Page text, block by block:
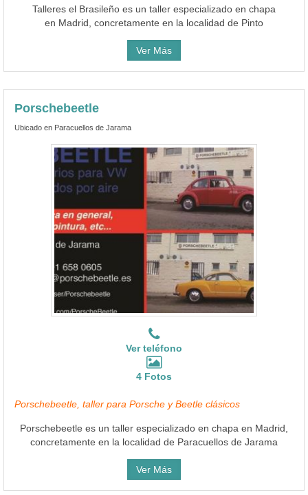
Talleres el Brasileño es un taller especializado en chapa
en Madrid, concretamente en la localidad de Pinto
Ver Más
Porschebeetle
Ubicado en Paracuellos de Jarama
Ver teléfono
4 Fotos
Porschebeetle, taller para Porsche y Beetle clásicos
Porschebeetle es un taller especializado en chapa en Madrid,
concretamente en la localidad de Paracuellos de Jarama
Ver Más